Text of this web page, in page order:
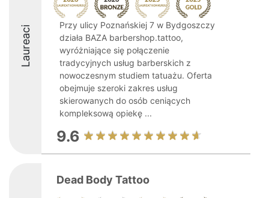
Laureaci
Przy ulicy Poznańskiej 7 w Bydgoszczy
działa BAZA barbershop.tattoo,
wyróżniające się połączenie
tradycyjnych usług barberskich z
nowoczesnym studiem tatuażu. Oferta
obejmuje szeroki zakres usług
skierowanych do osób ceniących
kompleksową opiekę ...
9.6
Dead Body Tattoo